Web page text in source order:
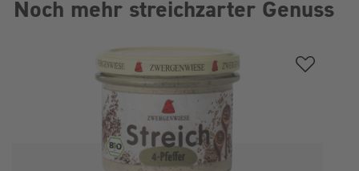
Noch mehr streichzarter Genuss